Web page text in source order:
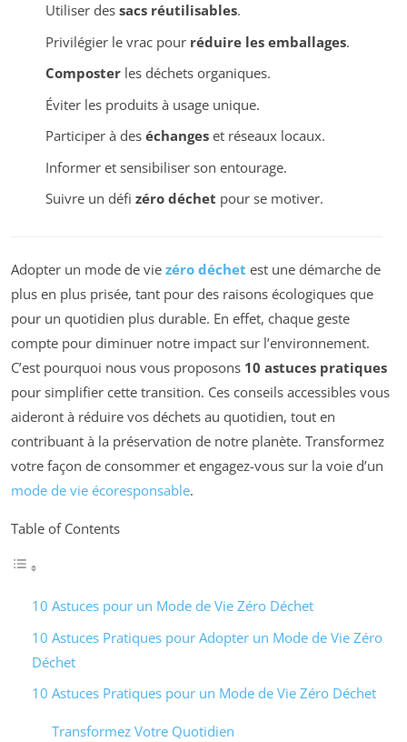
Utiliser des sacs réutilisables.
Privilégier le vrac pour réduire les emballages.
Composterles déchets organiques.
Éviter les produits à usage unique.
Participer à des échangeset réseaux locaux.
Informer et sensibiliser son entourage.
Suivre un défi zéro déchet pour se motiver.
Adopter un mode de vie zéro déchet est une démarche de
plus en plus prisée, tant pour des raisons écologiques que
pour un quotidien plus durable. En effet, chaque geste
compte pour diminuer notre impact sur l’environnement.
C’est pourquoi nous vous proposons 10 astuces pratiques
pour simplifier cette transition. Ces conseils accessibles vous
aideront à réduire vos déchets au quotidien, tout en
contribuant à la préservation de notre planète. Transformez
votre façon de consommer et engagez-vous sur la voie d’un
mode de vie écoresponsable.
Table of Contents
10 Astuces pour un Mode de Vie Zéro Déchet
10 Astuces Pratiques pour Adopter un Mode de Vie Zéro
Déchet
10 Astuces Pratiques pour un Mode de Vie Zéro Déchet
Transformez Votre Quotidien